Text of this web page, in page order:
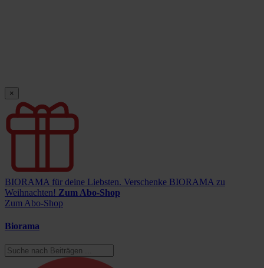
×
BIORAMA für deine Liebsten. Verschenke BIORAMA zu
Weihnachten! Zum Abo-Shop
Zum Abo-Shop
Biorama